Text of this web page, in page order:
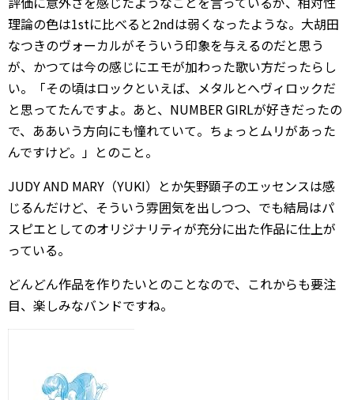
理論の色は1stに比べると2ndは弱くなったような。大胡田
なつきのヴォーカルがそういう印象を与えるのだと思う
が、かつては今の感じにエモが加わった歌い方だったらし
い。「その頃はロックといえば、メタルとへヴィロックだ
と思ってたんですよ。あと、NUMBER GIRLが好きだったの
で、ああいう方向にも憧れていて。ちょっとムリがあった
んですけど。」とのこと。
JUDY AND MARY（YUKI）とか矢野顕子のエッセンスは感
じるんだけど、そういう雰囲気を出しつつ、でも結局はパ
スピエとしてのオリジナリティが充分に出た作品に仕上が
っている。
どんどん作品を作りたいとのことなので、これからも要注
目、楽しみなバンドですね。